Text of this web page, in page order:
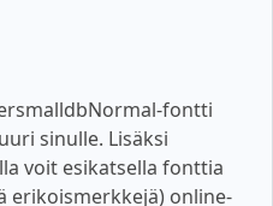
fontti
sinulle. Lisäksi
voit esikatsella fonttia
erikoismerkkejä) online-